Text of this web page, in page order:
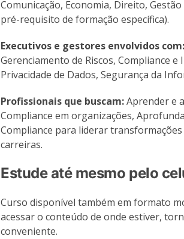
Comunicação, Economia, Direito,
pré-requisito de formação específica).
Executivos e gestores envolvidos com:
Gerenciamento de Riscos, Compliance
Privacidade de Dados, Segurança da
Profissionais que buscam:Aprender e
Compliance em organizações,
Compliance para liderar
carreiras.
Estude até mesmo pelo
Curso disponível também em formato
acessar o conteúdo de onde estiver,
conveniente.